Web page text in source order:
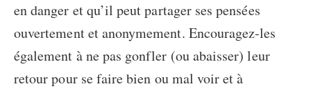
en danger et qu’il peut partager ses pensées
ouvertement et anonymement. Encouragez-les
également à ne pas gonfler (ou abaisser) leur
retour pour se faire bien ou mal voir et à